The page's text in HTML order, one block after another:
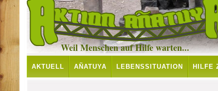
Weil Menschen auf Hilfe warten...
AKTUELL AÑATUYA LEBENSSITUATION HILFE